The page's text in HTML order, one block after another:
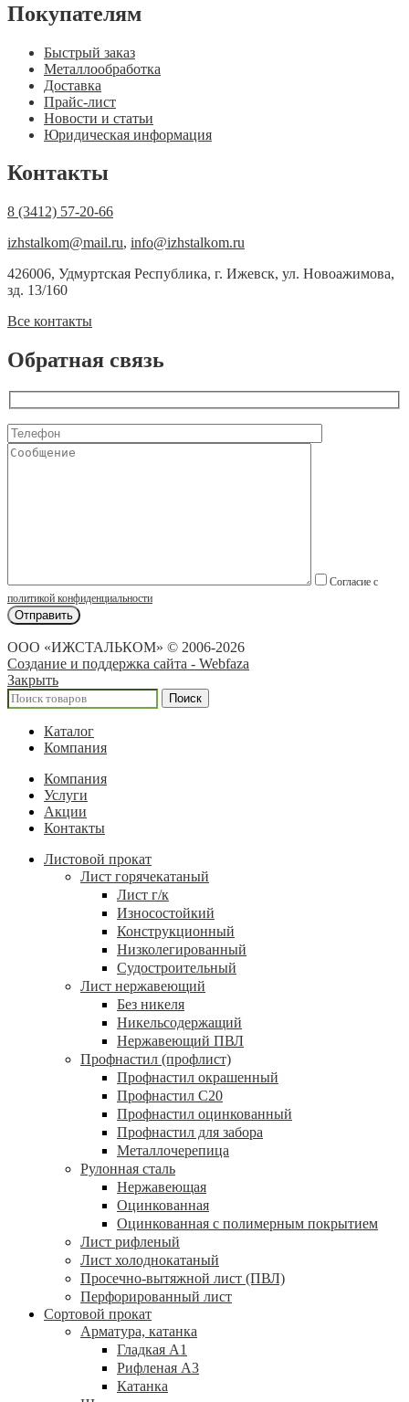
Покупателям
Быстрый заказ
Металлообработка
Доставка
Прайс-лист
Новости и статьи
Юридическая информация
Контакты
8 (3412) 57-20-66
izhstalkom@mail.ru, info@izhstalkom.ru
426006, Удмуртская Республика, г. Ижевск, ул. Новоажимова,
зд. 13/160
Все контакты
Обратная связь
Согласие с
политикой конфиденциальности
ООО «ИЖСТАЛЬКОМ» © 2006-2026
Создание и поддержка сайта - Webfaza
Закрыть
Поиск
Каталог
Компания
Компания
Услуги
Акции
Контакты
Листовой прокат
Лист горячекатаный
Лист г/к
Износостойкий
Конструкционный
Низколегированный
Судостроительный
Лист нержавеющий
Без никеля
Никельсодержащий
Нержавеющий ПВЛ
Профнастил (профлист)
Профнастил окрашенный
Профнастил С20
Профнастил оцинкованный
Профнастил для забора
Металлочерепица
Рулонная сталь
Нержавеющая
Оцинкованная
Оцинкованная с полимерным покрытием
Лист рифленый
Лист холоднокатаный
Просечно-вытяжной лист (ПВЛ)
Перфорированный лист
Сортовой прокат
Арматура, катанка
Гладкая А1
Рифленая А3
Катанка